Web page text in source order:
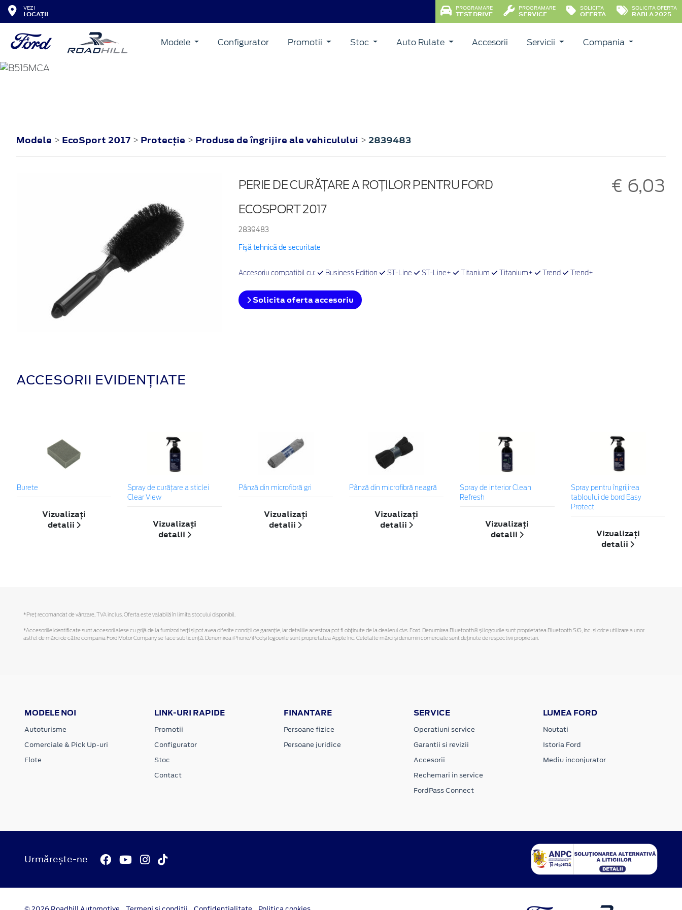
VEZI
LOCAȚII
PROGRAMARE
TEST DRIVE
PROGRAMARE
SERVICE
SOLICITA
OFERTA
SOLICITA OFERTA
RABLA 2025
Modele Configurator Promotii Stoc Auto Rulate Accesorii Servicii Compania
ECOSPORT
Modele > EcoSport 2017 > Protecţie > Produse de îngrijire ale vehiculului > 2839483
PERIE DE CURĂȚARE A ROȚILOR PENTRU FORD
ECOSPORT 2017
2839483
€ 6,03
Fişă tehnică de securitate
Accesoriu compatibil cu: Business Edition ST-Line ST-Line+ Titanium Titanium+ Trend Trend+
Solicita oferta accesoriu
ACCESORII EVIDENȚIATE
Burete
Vizualizați
detalii
Spray de curățare a sticlei
Clear View
Vizualizați
detalii
Pânză din microfibră gri
Vizualizați
detalii
Pânză din microfibră neagră
Vizualizați
detalii
Spray de interior Clean
Refresh
Vizualizați
detalii
Spray pentru îngrijirea
tabloului de bord Easy
Protect
Vizualizați
detalii
*Preţ recomandat de vânzare, TVA inclus. Oferta este valabilă în limita stocului disponibil.
*Accesoriile identificate sunt accesorii alese cu grijă de la furnizori terți și pot avea diferite condiții de garanție, iar detaliile acestora pot fi obținute de la dealerul dvs. Ford. Denumirea Bluetooth® și logourile sunt proprietatea Bluetooth SIG, Inc. și orice utilizare a unor
astfel de mărci de către compania Ford Motor Company se face sub licență. Denumirea iPhone/iPod și logourile sunt proprietatea Apple Inc. Celelalte mărci și denumiri comerciale sunt deținute de respectivii proprietari.
MODELE NOI
Autoturisme
Comerciale & Pick Up-uri
Flote
LINK-URI RAPIDE
Promotii
Configurator
Stoc
Contact
FINANTARE
Persoane fizice
Persoane juridice
SERVICE
Operatiuni service
Garantii si revizii
Accesorii
Rechemari in service
FordPass Connect
LUMEA FORD
Noutati
Istoria Ford
Mediu inconjurator
Urmărește-ne